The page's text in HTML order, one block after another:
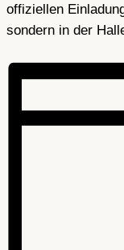
offiziellen
sondern in der